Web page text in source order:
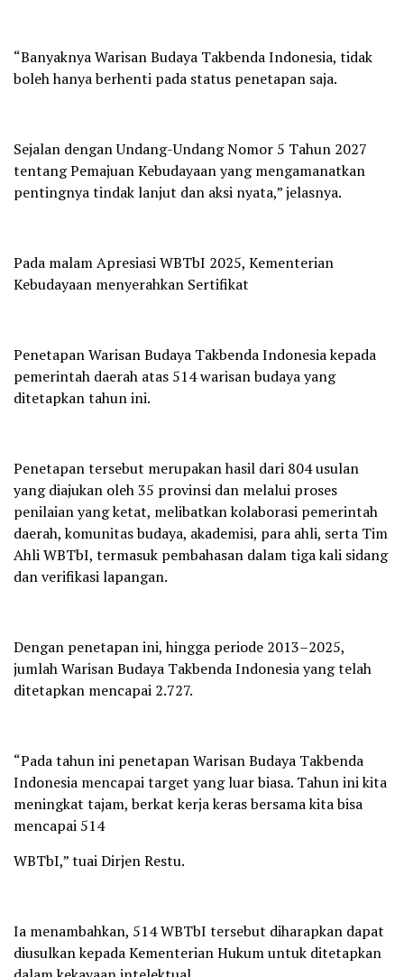
“Banyaknya Warisan Budaya Takbenda Indonesia, tidak
boleh hanya berhenti pada status penetapan saja.
Sejalan dengan Undang-Undang Nomor 5 Tahun 2027
tentang Pemajuan Kebudayaan yang mengamanatkan
pentingnya tindak lanjut dan aksi nyata,” jelasnya.
Pada malam Apresiasi WBTbI 2025, Kementerian
Kebudayaan menyerahkan Sertifikat
Penetapan Warisan Budaya Takbenda Indonesia kepada
pemerintah daerah atas 514 warisan budaya yang
ditetapkan tahun ini.
Penetapan tersebut merupakan hasil dari 804 usulan
yang diajukan oleh 35 provinsi dan melalui proses
penilaian yang ketat, melibatkan kolaborasi pemerintah
daerah, komunitas budaya, akademisi, para ahli, serta Tim
Ahli WBTbI, termasuk pembahasan dalam tiga kali sidang
dan verifikasi lapangan.
Dengan penetapan ini, hingga periode 2013–2025,
jumlah Warisan Budaya Takbenda Indonesia yang telah
ditetapkan mencapai 2.727.
“Pada tahun ini penetapan Warisan Budaya Takbenda
Indonesia mencapai target yang luar biasa. Tahun ini kita
meningkat tajam, berkat kerja keras bersama kita bisa
mencapai 514
WBTbI,” tuai Dirjen Restu.
Ia menambahkan, 514 WBTbI tersebut diharapkan dapat
diusulkan kepada Kementerian Hukum untuk ditetapkan